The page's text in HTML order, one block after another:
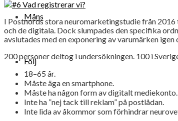
Måns
Följ
I Postnords stora neuromarketingstudie från
och de digitala. Dock slumpades den specifika
avslutades med en exponering av varumärken
200 personer deltog i undersökningen. 100 i
18–65 år.
Måste äga en smartphone.
Måste ha någon form av digitalt mediekonto.
Inte ha ”nej tack till reklam” på postlådan.
Inte lida av åkommor som förhindrar